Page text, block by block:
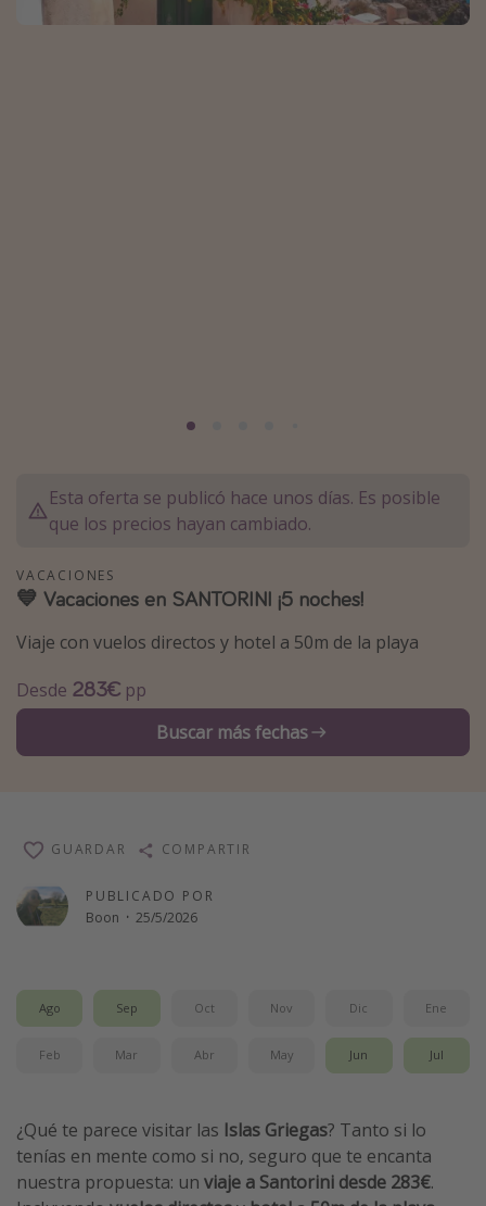
Marruecos
Vacaciones de Playa
Escapadas románticas
Más temas
Trabajar en el extranjero
Cruceros por el Mediterráneo
Hoteles más hot de España
Viaja con musicales
El Rey León el musical
Harry Potter en Londres y otros destinos
Esta oferta se publicó hace unos días. Es posible
que los precios hayan cambiado.
VACACIONES
💙 Vacaciones en SANTORINI ¡5 noches!
Viaje con vuelos directos y hotel a 50m de la playa
Desde 283€ pp
Buscar más fechas
PUBLICADO POR
Boon · 25/5/2026
GUARDAR COMPARTIR
Ago Sep Oct Nov Dic Ene
Feb Mar Abr May Jun Jul
¿Qué te parece visitar las Islas Griegas? Tanto si lo
tenías en mente como si no, seguro que te encanta
nuestra propuesta: un viaje a Santorini desde 283€.